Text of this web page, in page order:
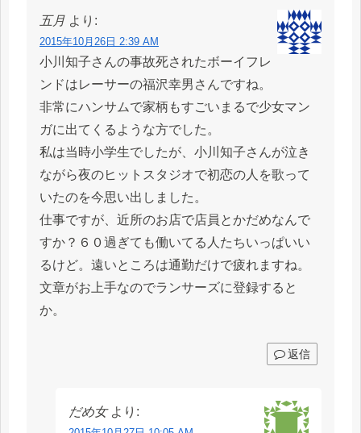
五月 より:
2015年10月26日 2:39 AM
小川知子さんの事故死されたボーイフレ
ンドはレーサーの福沢幸男さんですね。
非常にハンサムで家柄もすごいまるで少女マン
ガに出てくるような方でした。
私は当時小学生でしたが、小川知子さんが泣き
ながら夜のヒットスタジオで初恋の人を歌って
いたのを今思い出しました。
仕事ですが、近所のお店で店員とかだめなんで
すか？６０過ぎても働いてる人たちいっぱいい
るけど。遠いところは通勤だけで疲れますね。
文章がお上手なのでランサーズに登録すると
か。
返信
だめ女 より: